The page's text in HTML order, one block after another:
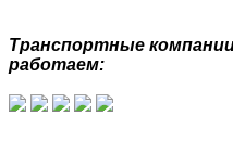
Транспортные
работаем: